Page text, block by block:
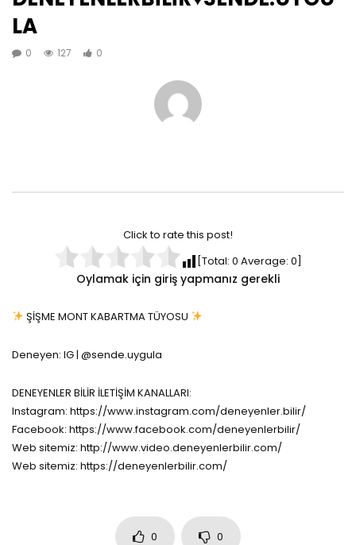
LA
0 127 0
Click to rate this post!
[Total: 0 Average: 0]
Oylamak için giriş yapmanız gerekli
ŞİŞME MONT KABARTMA TÜYOSU
Deneyen: IG | @sende.uygula
DENEYENLER BİLİR İLETİŞİM KANALLARI:
Instagram: https://www.instagram.com/deneyenler.bilir/
Facebook: https://www.facebook.com/deneyenlerbilir/
Web sitemiz: http://www.video.deneyenlerbilir.com/
Web sitemiz: https://deneyenlerbilir.com/
0 0